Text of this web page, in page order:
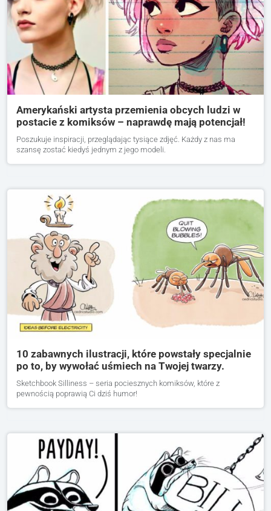
Amerykański artysta przemienia obcych ludzi w
postacie z komiksów – naprawdę mają potencjał!
Poszukuje inspiracji, przeglądając tysiące zdjęć. Każdy z nas ma
szansę zostać kiedyś jednym z jego modeli.
10 zabawnych ilustracji, które powstały specjalnie
po to, by wywołać uśmiech na Twojej twarzy.
Sketchbook Silliness – seria pociesznych komiksów, które z
pewnością poprawią Ci dziś humor!